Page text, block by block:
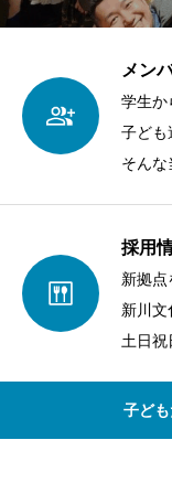
メン
学生か
子ども
そんな
採用
新拠点
新川文
土日祝
子ど